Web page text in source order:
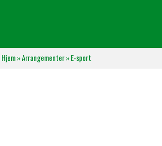
Hjem»Arrangementer»E-sport